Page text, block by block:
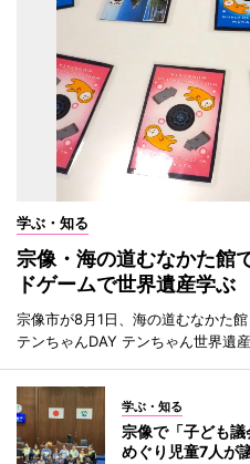
学ぶ・知る
宗像・海の道むなかた
ドゲームで世界遺産学ぶ
宗像市が8月1日、海の道むなかた
テンちゃんDAY テンちゃん世界遺
学ぶ・知る
宗像で「子ども
めぐり児童7人が